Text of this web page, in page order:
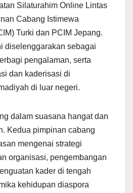
Silaturahim Online Lintas
Cabang Istimewa
Turki dan PCIM Jepang.
diselenggarakan sebagai
pengalaman, serta
dan kaderisasi di
di luar negeri.
dalam suasana hangat dan
Kedua pimpinan cabang
mengenai strategi
organisasi, pengembangan
kader di tengah
kehidupan diaspora